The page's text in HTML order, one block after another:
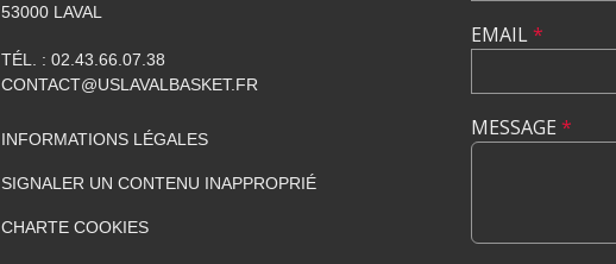
53000 LAVAL
TÉL. : 02.43.66.07.38
CONTACT@USLAVALBASKET.FR
INFORMATIONS LÉGALES
SIGNALER UN CONTENU INAPPROPRIÉ
CHARTE COOKIES
EMAIL*
MESSAGE *